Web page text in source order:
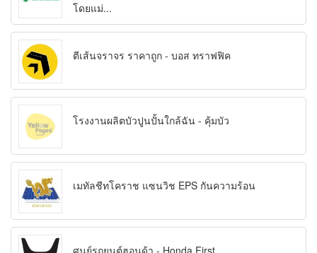
โดยแม่...
ตีเส้นจราจร ราคาถูก - บอส ทราฟฟิค
โรงงานผลิตบัวปูนปั้นใกล้ฉัน - คุ้มบัว
เมทัลชีทโคราช แซนวิช EPS กันความร้อน